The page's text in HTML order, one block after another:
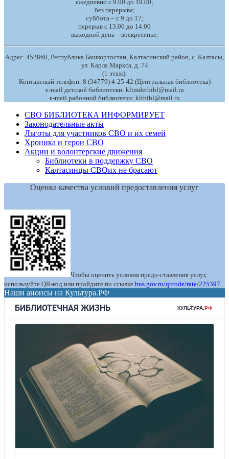
ежедневно с 9.00 до 19.00;
без перерыва;
суббота – с 9 до 17;
перерыв с 13.00 до 14.00
выходной день – воскресенье.
Адрес. 452860, Республика Башкортостан, Калтасинский район, с. Калтасы,
ул. Карла Маркса, д. 74
(1 этаж).
Контактный телефон: 8 (34779) 4-25-42 (Центральная библиотека)
e-mail детской библиотеки: kltmdetbibl@mail.ru
e-mail районной библиотеки: kltbibl@mail.ru
СВО БИБЛИОТЕКА ИНФОРМИРУЕТ
Законодательные акты
Льготы для участников СВО и их семей
Хроника и герои СВО
Акции и волонтерские движения
Библиотеки в поддержку СВО
Калтасинцы СВОих не брасают
Оценка качества условий предоставления услуг
Чтобы оценить условия предо-ставления услуг,
используйте QR-код или пройдите по ссылке bus.gov.ru/qrcode/rate/225397
Наши анонсы на Культура.РФ